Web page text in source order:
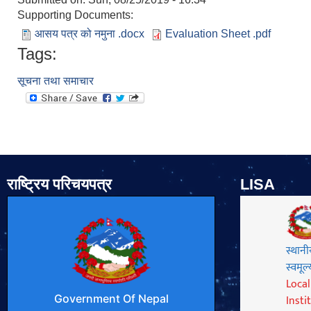
Supporting Documents:
आसय पत्र को नमुना .docx
Evaluation Sheet .pdf
Tags:
सूचना तथा समाचार
राष्ट्रिय परिचयपत्र LISA